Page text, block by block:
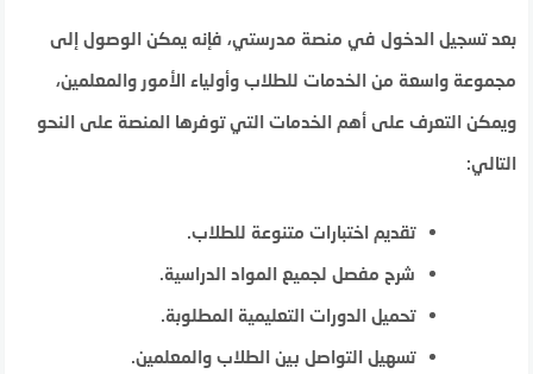
بعد تسجيل الدخول في منصة مدرستي، فإنه يمكن الوصول إلى
مجموعة واسعة من الخدمات للطلاب وأولياء الأمور والمعلمين،
ويمكن التعرف على أهم الخدمات التي توفرها المنصة على النحو
التالي:
تقديم اختبارات متنوعة للطلاب.
شرح مفصل لجميع المواد الدراسية.
تحميل الدورات التعليمية المطلوبة.
تسهيل التواصل بين الطلاب والمعلمين.